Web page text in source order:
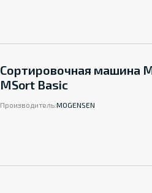
Сортировочная машина
MSort Basic
Производитель:MOGENSEN